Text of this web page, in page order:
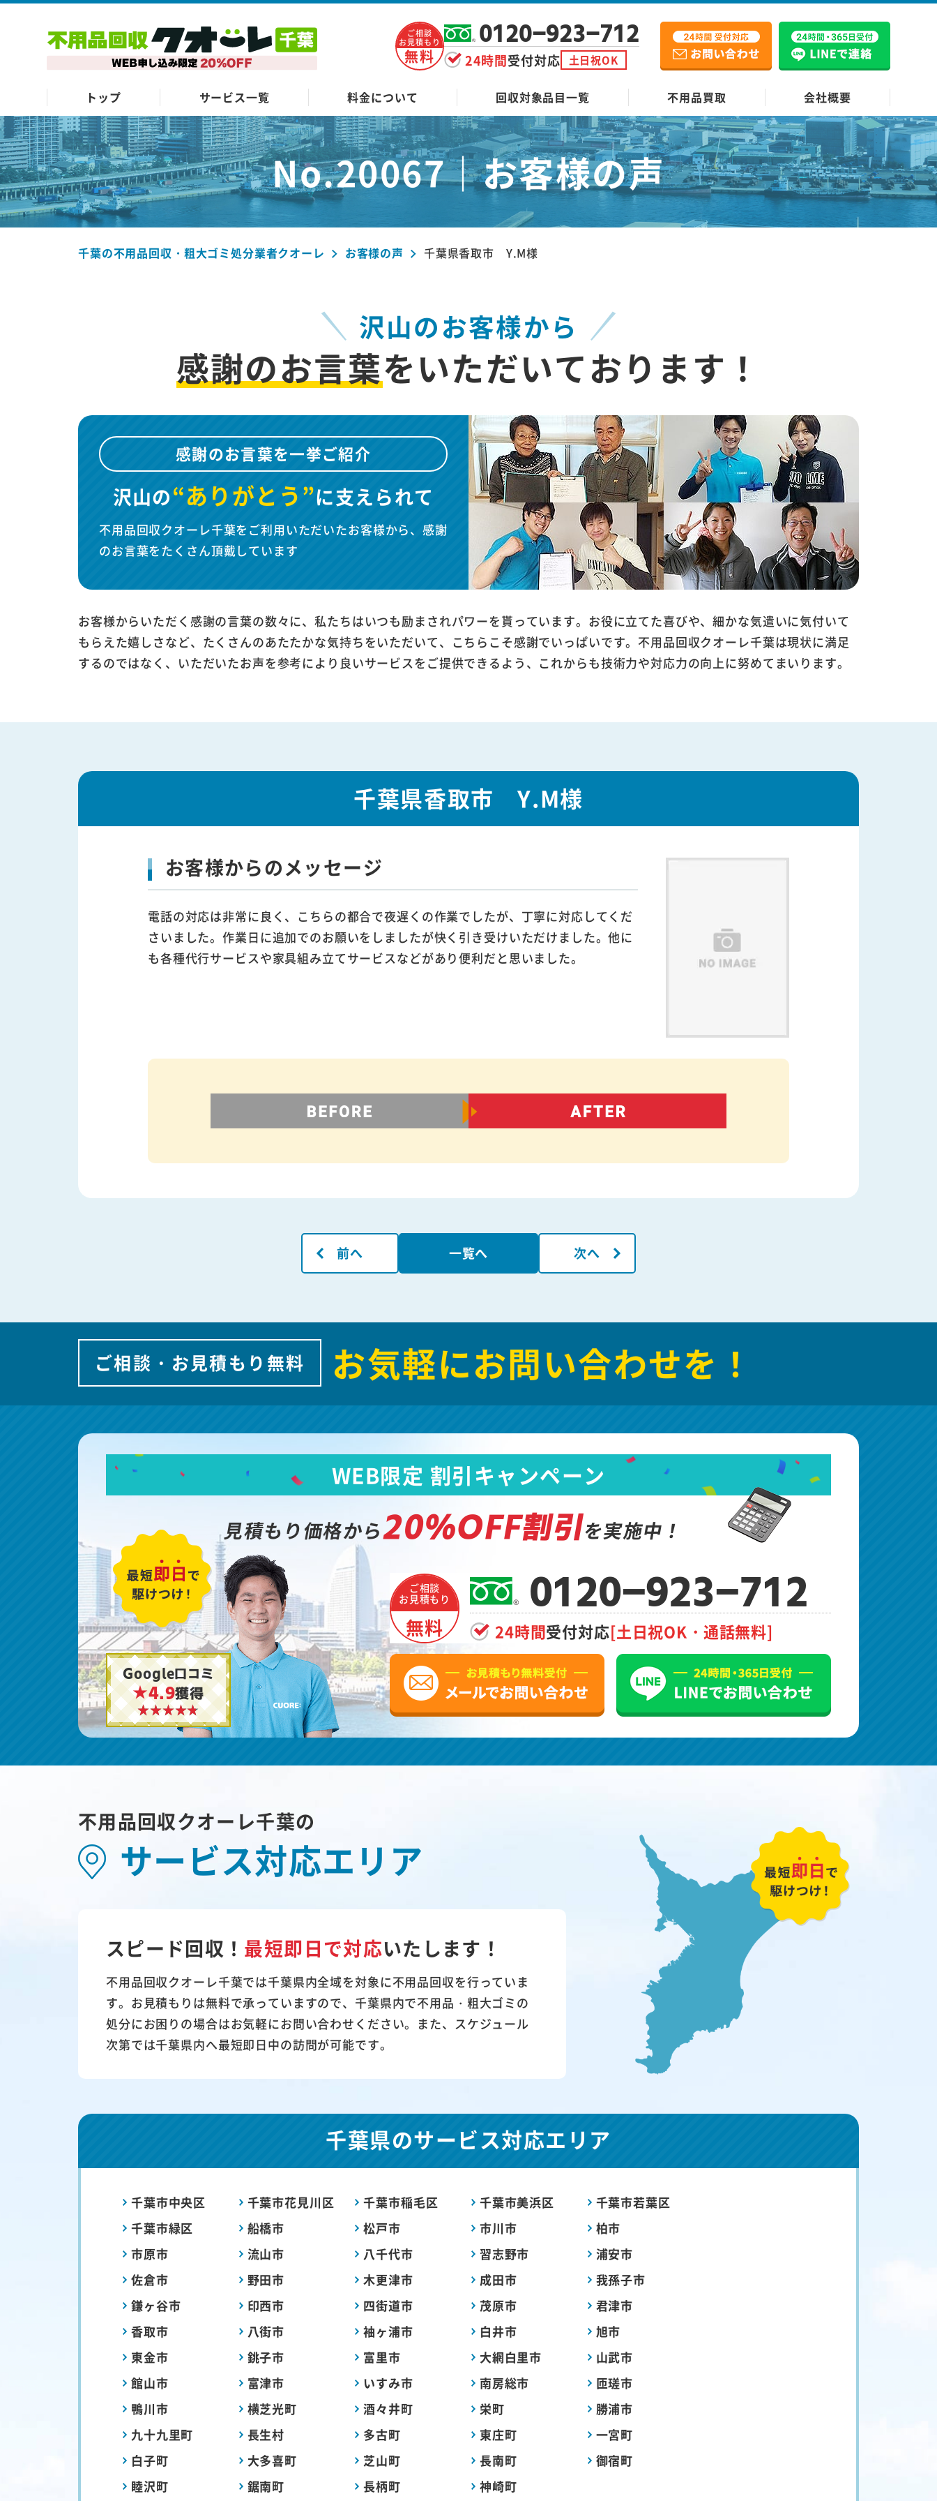
ご相談
お見積もり
無料
0120-923-712
24時間受付対応 土日祝OK
トップ サービス一覧 料金について 回収対象品目一覧 不用品買取 会社概要
No.20067｜お客様の声
千葉の不用品回収・粗大ゴミ処分業者クオーレ お客様の声 千葉県香取市 Y.M様
沢山のお客様から
感謝のお言葉をいただいております！
感謝のお言葉を一挙ご紹介
沢山の“ありがとう”に支えられて
不用品回収クオーレ千葉をご利用いただいたお客様から、感謝
のお言葉をたくさん頂戴しています
お客様からいただく感謝の言葉の数々に、私たちはいつも励まされパワーを貰っています。お役に立てた喜びや、細かな気遣いに気付いて
もらえた嬉しさなど、たくさんのあたたかな気持ちをいただいて、こちらこそ感謝でいっぱいです。不用品回収クオーレ千葉は現状に満足
するのではなく、いただいたお声を参考により良いサービスをご提供できるよう、これからも技術力や対応力の向上に努めてまいります。
千葉県香取市 Y.M様
お客様からのメッセージ
電話の対応は非常に良く、こちらの都合で夜遅くの作業でしたが、丁寧に対応してくだ
さいました。作業日に追加でのお願いをしましたが快く引き受けいただけました。他に
も各種代行サービスや家具組み立てサービスなどがあり便利だと思いました。
前へ 一覧へ 次へ
ご相談・お見積もり無料 お気軽にお問い合わせを！
Google口コミ
★4.9獲得
WEB限定 割引キャンペーン
見積もり価格から20%OFF割引を実施中！
ご相談
お見積もり
無料
0120-923-712
24時間受付対応[土日祝OK・通話無料]
不用品回収クオーレ千葉の
サービス対応エリア
スピード回収！ 最短即日で対応いたします！
不用品回収クオーレ千葉では千葉県内全域を対象に不用品回収を行っていま
す。お見積もりは無料で承っていますので、千葉県内で不用品・粗大ゴミの
処分にお困りの場合はお気軽にお問い合わせください。また、スケジュール
次第では千葉県内へ最短即日中の訪問が可能です。
千葉県のサービス対応エリア
千葉市中央区 千葉市花見川区 千葉市稲毛区 千葉市美浜区
千葉市若葉区
千葉市緑区
船橋市 松戸市 市川市
柏市
市原市
流山市 八千代市 習志野市
浦安市
佐倉市
野田市 木更津市 成田市
我孫子市
鎌ヶ谷市
印西市 四街道市 茂原市
君津市
香取市
八街市 袖ヶ浦市 白井市
旭市
東金市
銚子市 富里市 大網白里市
山武市
館山市
富津市 いすみ市 南房総市
匝瑳市
鴨川市
横芝光町 酒々井町 栄町
勝浦市
九十九里町
長生村 多古町 東庄町
一宮町
白子町
大多喜町 芝山町 長南町
御宿町
睦沢町
鋸南町 長柄町 神崎町